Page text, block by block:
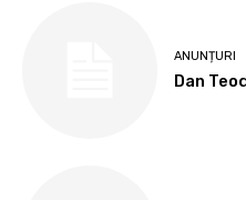
ANUNȚURI
Dan